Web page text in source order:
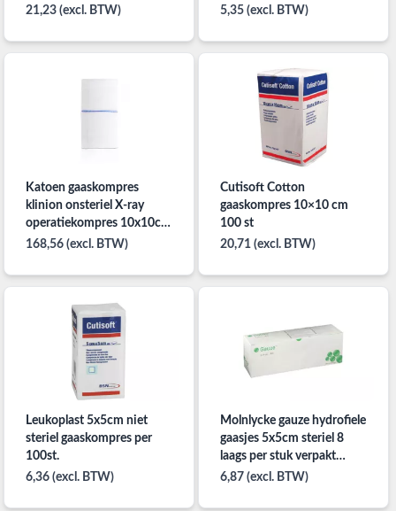
21,23 (excl. BTW)
5,35 (excl. BTW)
Katoen gaaskompres
klinion onsteriel X-ray
operatiekompres 10x10cm
per 20x50st
168,56 (excl. BTW)
Cutisoft Cotton
gaaskompres 10×10 cm
100 st
20,71 (excl. BTW)
Leukoplast 5x5cm niet
steriel gaaskompres per
100st.
6,36 (excl. BTW)
Molnlycke gauze hydrofiele
gaasjes 5x5cm steriel 8
laags per stuk verpakt
150st.
6,87 (excl. BTW)